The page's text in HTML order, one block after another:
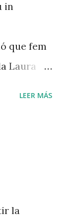
in
que fem
Laura
sap si
per la
LEER MÁS
la